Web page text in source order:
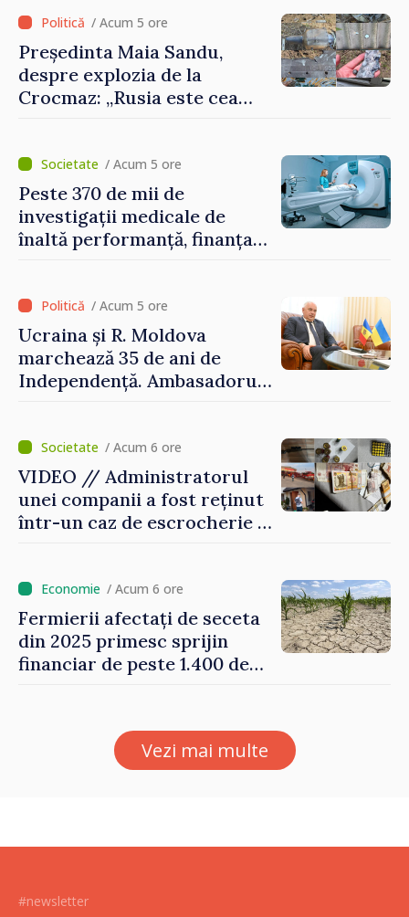
/ Acum 5 ore
Președinta Maia Sandu,
despre explozia de la
Crocmaz: „Rusia este cea
poartă întreaga vină pentru
pericolul adus la casele
oamenilor noștri”
/ Acum 5 ore
Peste 370 de mii de
investigații medicale de
înaltă performanță, finanțate
/ Acum 5 ore
Ucraina și R. Moldova
marchează 35 de ani de
Independență. Ambasadorul
suntem rezistenți și știm să
ne punctăm prioritățile
pentru viitor”
/ Acum 6 ore
VIDEO // Administratorul
unei companii a fost reținut
într-un caz de escrocherie și
domeniul agricol
/ Acum 6 ore
Fermierii afectați de seceta
din 2025 primesc sprijin
financiar de peste 1.400 de
Vezi mai multe
#newsletter